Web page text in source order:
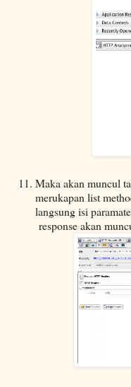
Maka akan muncul
merukapan list
langsung isi
response akan